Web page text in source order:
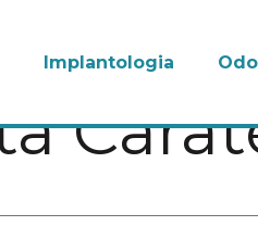
Implantologia